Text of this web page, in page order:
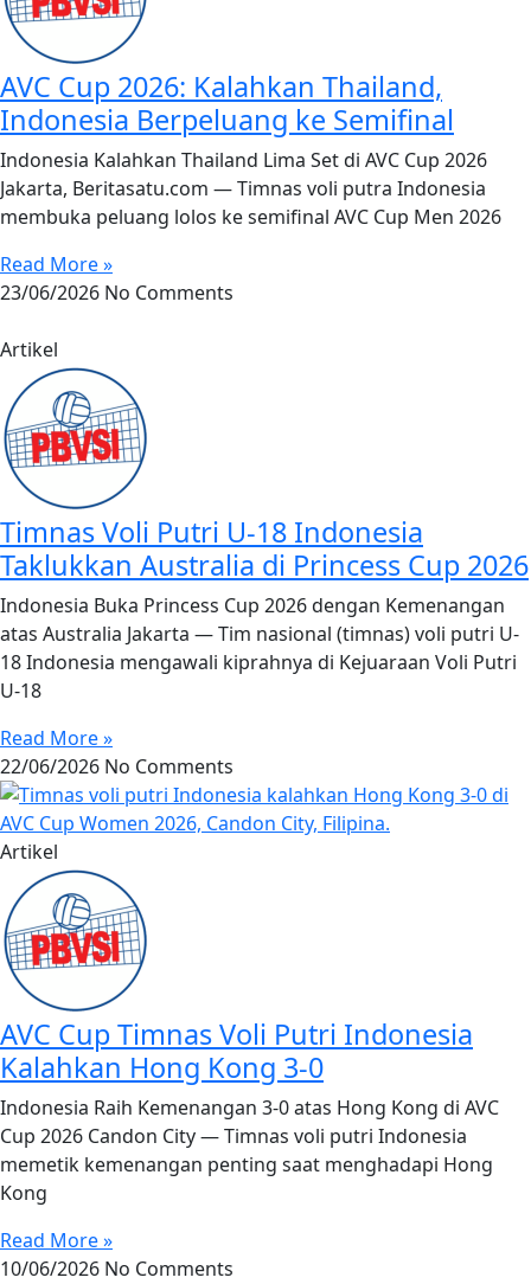
AVC Cup 2026: Kalahkan Thailand,
Indonesia Berpeluang ke Semifinal
Indonesia Kalahkan Thailand Lima Set di AVC Cup 2026
Jakarta, Beritasatu.com — Timnas voli putra Indonesia
membuka peluang lolos ke semifinal AVC Cup Men 2026
Read More »
23/06/2026 No Comments
Artikel
Timnas Voli Putri U-18 Indonesia
Taklukkan Australia di Princess Cup 2026
Indonesia Buka Princess Cup 2026 dengan Kemenangan
atas Australia Jakarta — Tim nasional (timnas) voli putri U-
18 Indonesia mengawali kiprahnya di Kejuaraan Voli Putri
U-18
Read More »
22/06/2026 No Comments
Artikel
AVC Cup Timnas Voli Putri Indonesia
Kalahkan Hong Kong 3-0
Indonesia Raih Kemenangan 3-0 atas Hong Kong di AVC
Cup 2026 Candon City — Timnas voli putri Indonesia
memetik kemenangan penting saat menghadapi Hong
Kong
Read More »
10/06/2026 No Comments